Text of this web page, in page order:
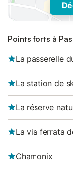
Points forts à
La passerelle
La station de
La réserve
La via ferrata
Chamonix